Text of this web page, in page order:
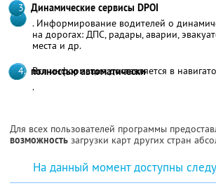
Динамические сервисы DPOI
. Информирование водителей о
на дорогах: ДПС, радары, аварии,
места и др.
Вся информация доставляется в
полностью автоматически
.
Для всех пользователей программы
возможность загрузки карт других стран
На данный момент доступны